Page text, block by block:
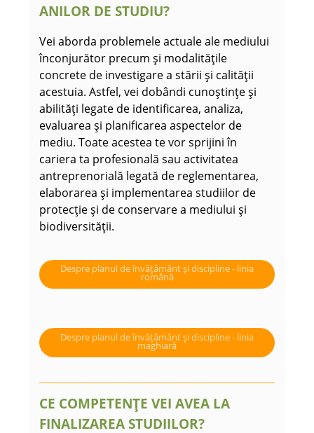
ANILOR DE STUDIU?
Vei aborda problemele actuale ale mediului
înconjurător precum și modalitățile
concrete de investigare a stării și calității
acestuia. Astfel, vei dobândi cunoștințe și
abilități legate de identificarea, analiza,
evaluarea și planificarea aspectelor de
mediu. Toate acestea te vor sprijini în
cariera ta profesională sau activitatea
antreprenorială legată de reglementarea,
elaborarea și implementarea studiilor de
protecție și de conservare a mediului și
biodiversității.
Despre planul de învățământ și discipline - linia
română
Despre planul de învățământ și discipline - linia
maghiară
CE COMPETENȚE VEI AVEA LA
FINALIZAREA STUDIILOR?